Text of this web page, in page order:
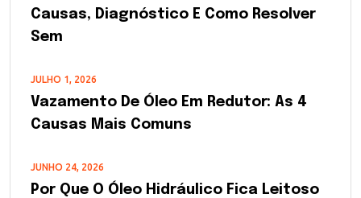
Causas, Diagnóstico E Como Resolver
Sem
JULHO 1, 2026
Vazamento De Óleo Em Redutor: As 4
Causas Mais Comuns
JUNHO 24, 2026
Por Que O Óleo Hidráulico Fica Leitoso